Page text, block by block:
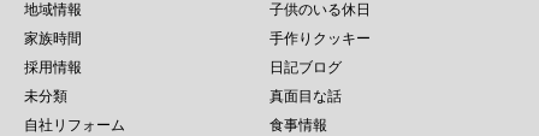
地域情報
子供のいる休日
家族時間
手作りクッキー
採用情報
日記ブログ
未分類
真面目な話
自社リフォーム
食事情報